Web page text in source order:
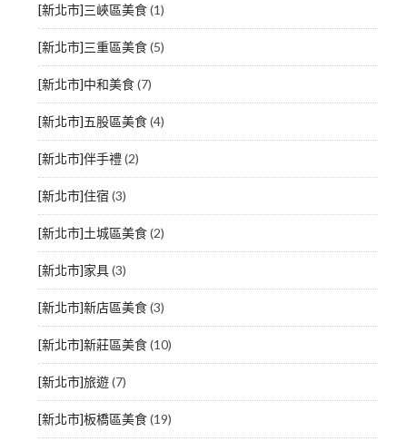
[新北市]三峽區美食(1)
[新北市]三重區美食(5)
[新北市]中和美食(7)
[新北市]五股區美食(4)
[新北市]伴手禮(2)
[新北市]住宿 (3)
[新北市]土城區美食(2)
[新北市]家具(3)
[新北市]新店區美食(3)
[新北市]新莊區美食(10)
[新北市]旅遊(7)
[新北市]板橋區美食(19)